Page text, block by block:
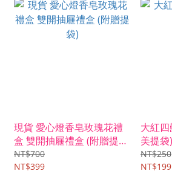
現貨 愛心燈香皂玫瑰花禮
盒 雙開抽屜禮盒 (附贈提
袋)
NT$700
NT$399
大紅
美提袋)
NT$250
NT$199